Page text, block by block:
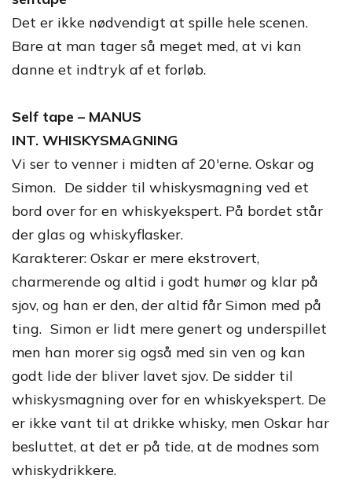
Det er ikke nødvendigt at spille hele scenen.
Bare at man tager så meget med, at vi kan
danne et indtryk af et forløb.
Self tape – MANUS
INT. WHISKYSMAGNING
Vi ser to venner i midten af 20'erne. Oskar og
Simon. De sidder til whiskysmagning ved et
bord over for en whiskyekspert. På bordet står
der glas og whiskyflasker.
Karakterer: Oskar er mere ekstrovert,
charmerende og altid i godt humør og klar på
sjov, og han er den, der altid får Simon med på
ting. Simon er lidt mere genert og underspillet
men han morer sig også med sin ven og kan
godt lide der bliver lavet sjov. De sidder til
whiskysmagning over for en whiskyekspert. De
er ikke vant til at drikke whisky, men Oskar har
besluttet, at det er på tide, at de modnes som
whiskydrikkere.